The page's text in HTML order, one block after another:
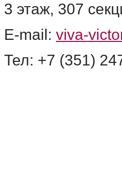
3 этаж, 307
E-mail: viva-
Тел: +7 (351)